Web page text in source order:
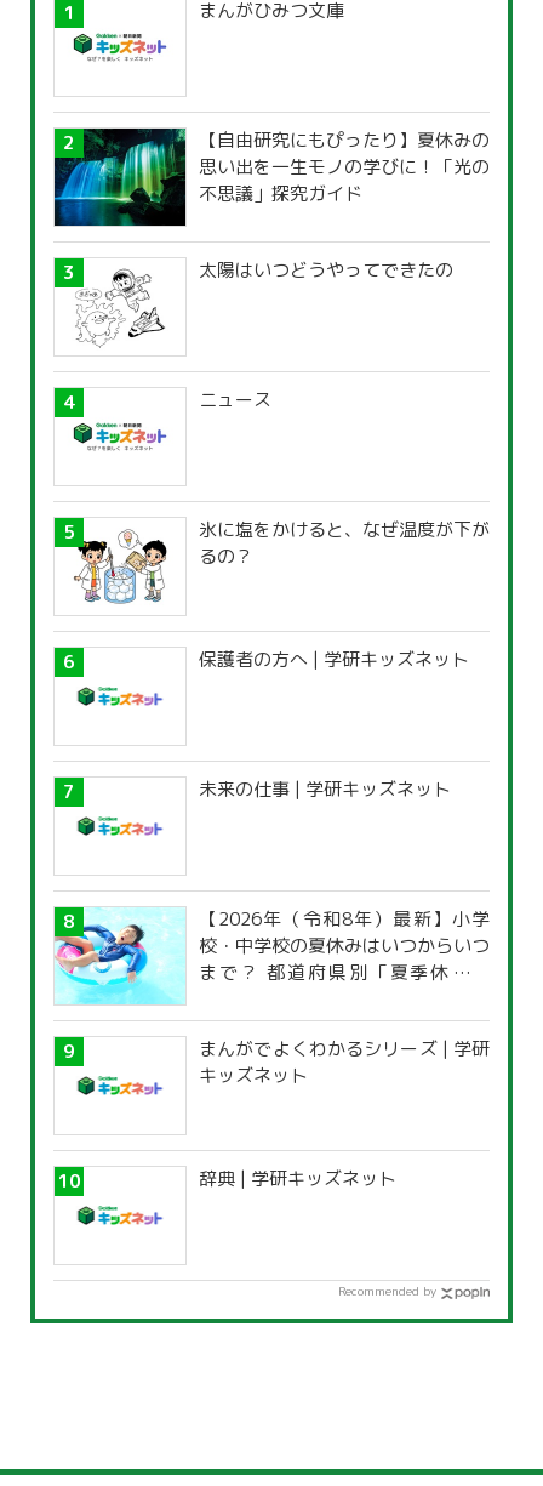
まんがひみつ文庫
【自由研究にもぴったり】夏休みの
思い出を一生モノの学びに！「光の
不思議」探究ガイド
太陽はいつどうやってできたの
ニュース
氷に塩をかけると、なぜ温度が下が
るの？
保護者の方へ | 学研キッズネット
未来の仕事 | 学研キッズネット
【2026年（令和8年）最新】小学
校・中学校の夏休みはいつからいつ
まで？ 都道府県別「夏季休暇一
まんがでよくわかるシリーズ | 学研
キッズネット
辞典 | 学研キッズネット
Recommended by